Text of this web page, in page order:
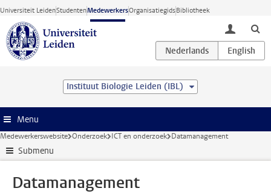
Ga direct naar de inhoud
Universiteit LeidenStudentenMedewerkersOrganisatiegidsBibliotheek
toggle
Instituut Biologie Leiden (IBL)
Menu
Medewerkerswebsite Onderzoek ICT en onderzoek Datamanagement
Submenu
Datamanagement